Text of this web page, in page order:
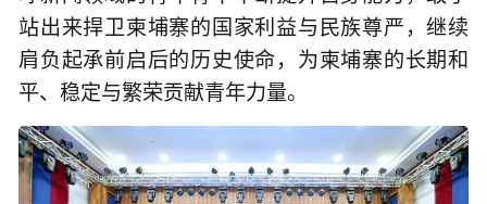
站出来捍卫柬埔寨的国家利益与民族尊严，继续
肩负起承前启后的历史使命，为柬埔寨的长期和
平、稳定与繁荣贡献青年力量。